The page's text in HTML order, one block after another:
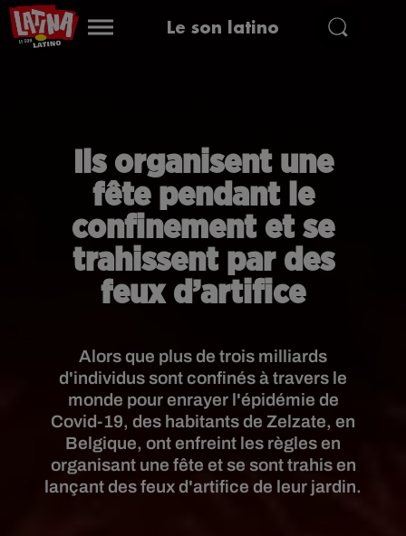
Le son latino
Ils organisent une
fête pendant le
confinement et se
trahissent par des
feux d’artifice
Alors que plus de trois milliards
d'individus sont confinés à travers le
monde pour enrayer l'épidémie de
Covid-19, des habitants de Zelzate, en
Belgique, ont enfreint les règles en
organisant une fête et se sont trahis en
lançant des feux d'artifice de leur jardin.